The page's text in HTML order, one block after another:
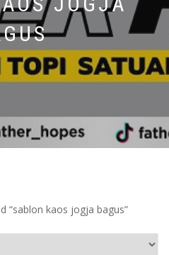
“sablon kaos jogja bagus”